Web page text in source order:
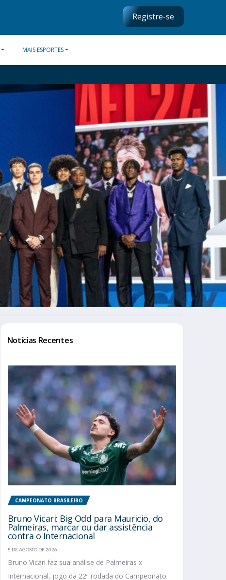
Registre-se
MAIS ESPORTES
Notícias Recentes
CAMPEONATO BRASILEIRO
Bruno Vicari: Big Odd para Mauricio, do
Palmeiras, marcar ou dar assistência
contra o Internacional
8 DE AGOSTO DE 2026
Bruno Vicari faz sua análise de Palmeiras x
Internacional, jogo da 22ª rodada do Campeonato